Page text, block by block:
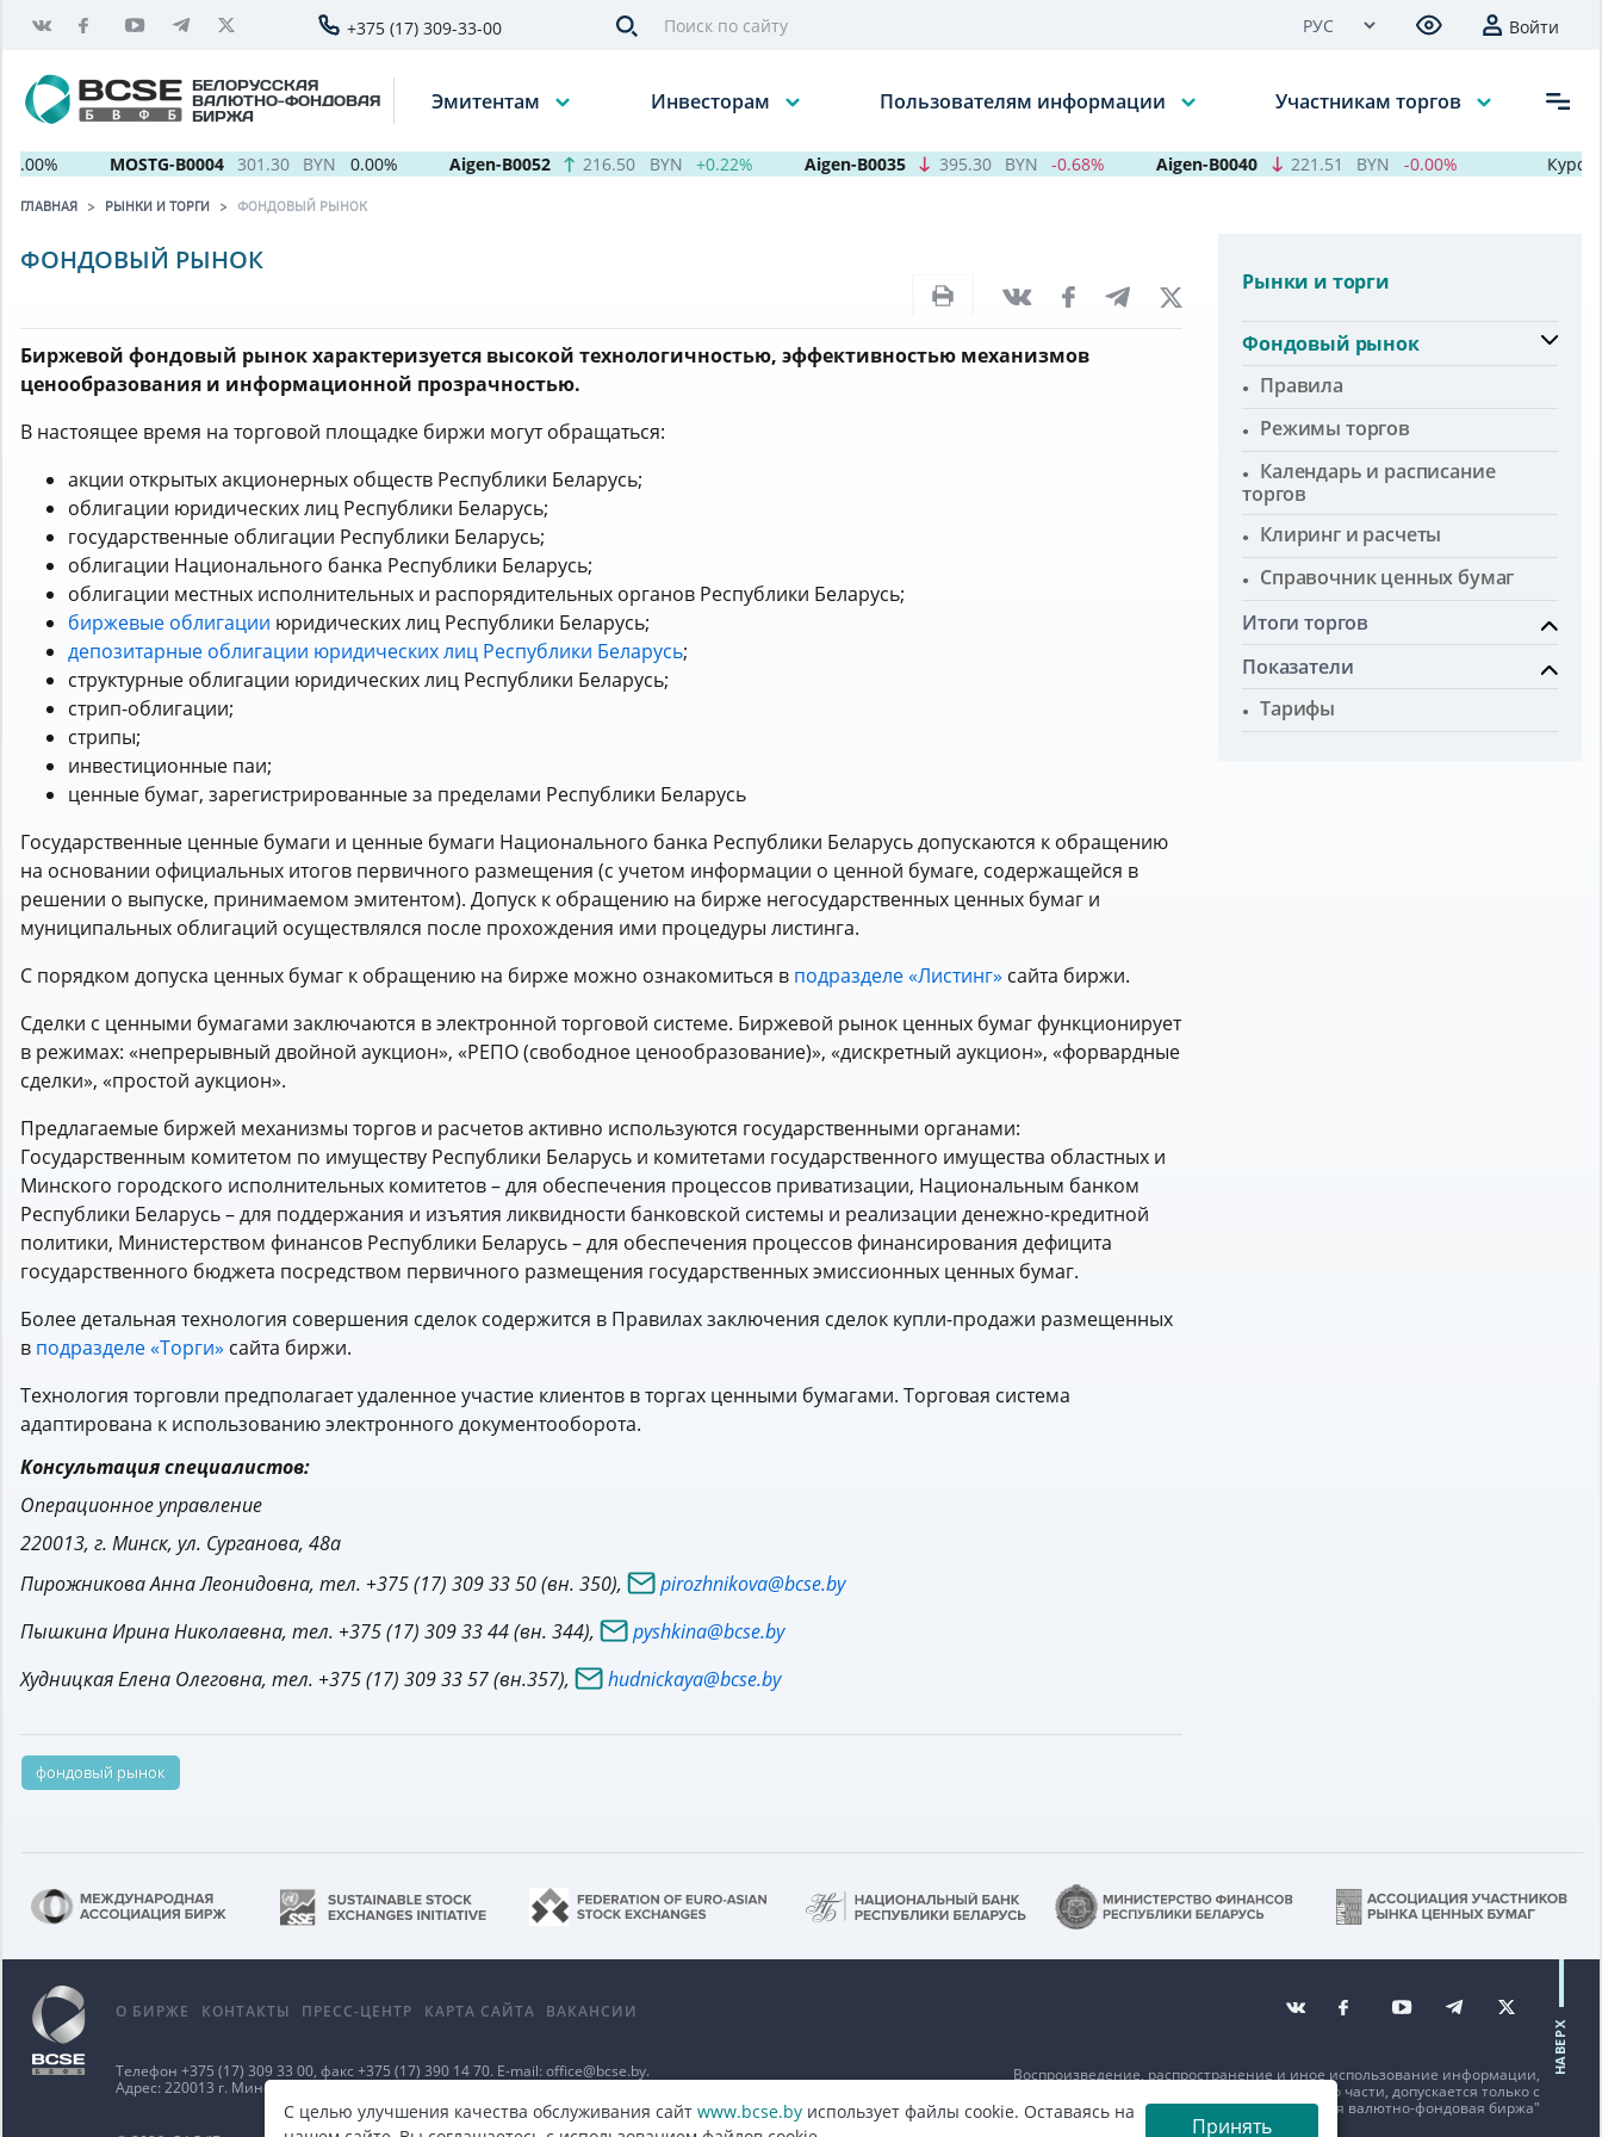
+375 (17) 309-33-00 Войти
БЕЛОРУССКАЯ
ВАЛЮТНО-ФОНДОВАЯ
БИРЖА
Эмитентам Инвесторам Пользователям информации Участникам торгов
MOSTG-B0004 301.30 BYN 0.00% Aigen-B0052 216.50 BYN +0.22% Aigen-B0035 395.30 BYN -0.68% Aigen-B0040 221.51 BYN -0.00% Курсы
ГЛАВНАЯ РЫНКИ И ТОРГИ ФОНДОВЫЙ РЫНОК
ФОНДОВЫЙ РЫНОК
Биржевой фондовый рынок характеризуется высокой технологичностью, эффективностью механизмов
ценообразования и информационной прозрачностью.
В настоящее время на торговой площадке биржи могут обращаться:
акции открытых акционерных обществ Республики Беларусь;
облигации юридических лиц Республики Беларусь;
государственные облигации Республики Беларусь;
облигации Национального банка Республики Беларусь;
облигации местных исполнительных и распорядительных органов Республики Беларусь;
биржевые облигации юридических лиц Республики Беларусь;
депозитарные облигации юридических лиц Республики Беларусь;
структурные облигации юридических лиц Республики Беларусь;
стрип-облигации;
стрипы;
инвестиционные паи;
ценные бумаг, зарегистрированные за пределами Республики Беларусь
Государственные ценные бумаги и ценные бумаги Национального банка Республики Беларусь допускаются к обращению
на основании официальных итогов первичного размещения (с учетом информации о ценной бумаге, содержащейся в
решении о выпуске, принимаемом эмитентом). Допуск к обращению на бирже негосударственных ценных бумаг и
муниципальных облигаций осуществлялся после прохождения ими процедуры листинга.
С порядком допуска ценных бумаг к обращению на бирже можно ознакомиться в подразделе «Листинг» сайта биржи.
Сделки с ценными бумагами заключаются в электронной торговой системе. Биржевой рынок ценных бумаг функционирует
в режимах: «непрерывный двойной аукцион», «РЕПО (свободное ценообразование)», «дискретный аукцион», «форвардные
сделки», «простой аукцион».
Предлагаемые биржей механизмы торгов и расчетов активно используются государственными органами:
Государственным комитетом по имуществу Республики Беларусь и комитетами государственного имущества областных и
Минского городского исполнительных комитетов – для обеспечения процессов приватизации, Национальным банком
Республики Беларусь – для поддержания и изъятия ликвидности банковской системы и реализации денежно-кредитной
политики, Министерством финансов Республики Беларусь – для обеспечения процессов финансирования дефицита
государственного бюджета посредством первичного размещения государственных эмиссионных ценных бумаг.
Более детальная технология совершения сделок содержится в Правилах заключения сделок купли-продажи размещенных
в подразделе «Торги» сайта биржи.
Технология торговли предполагает удаленное участие клиентов в торгах ценными бумагами. Торговая система
адаптирована к использованию электронного документооборота.
Консультация специалистов:
Операционное управление
220013, г. Минск, ул. Сурганова, 48а
Пирожникова Анна Леонидовна, тел. +375 (17) 309 33 50 (вн. 350),
pirozhnikova@bcse.by
Пышкина Ирина Николаевна, тел. +375 (17) 309 33 44 (вн. 344),
pyshkina@bcse.by
Худницкая Елена Олеговна, тел. +375 (17) 309 33 57 (вн.357),
hudnickaya@bcse.by
фондовый рынок
Рынки и торги
Фондовый рынок
Правила
Режимы торгов
Календарь и расписание
торгов
Клиринг и расчеты
Справочник ценных бумаг
Итоги торгов
Показатели
Тарифы
О БИРЖЕ КОНТАКТЫ ПРЕСС-ЦЕНТР КАРТА САЙТА ВАКАНСИИ
Телефон +375 (17) 309 33 00, факс +375 (17) 390 14 70. E-mail: office@bcse.by.
Адрес: 220013 г. Минск ул. Сурганова д. 48а.
Воспроизведение, распространение и иное использование информации,
размещенной на данном веб-сайте или его части, допускается только с
письменного согласия ОАО "Белорусская валютно-фондовая биржа"
НАВЕРХ
С целью улучшения качества обслуживания сайт www.bcse.by использует файлы cookie. Оставаясь на
Принять